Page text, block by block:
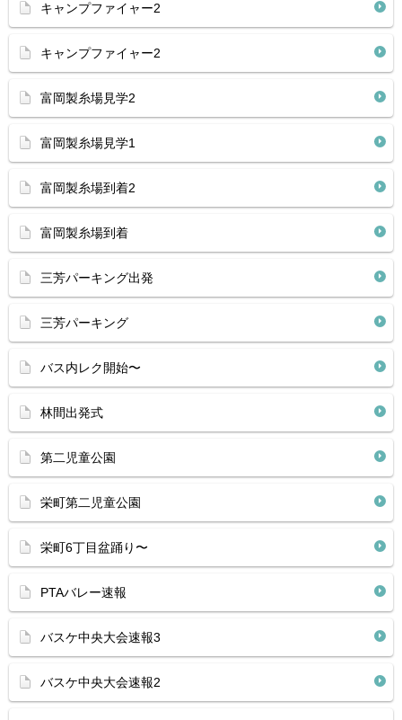
キャンプファイャー2
キャンプファイャー2
富岡製糸場見学2
富岡製糸場見学1
富岡製糸場到着2
富岡製糸場到着
三芳パーキング出発
三芳パーキング
バス内レク開始〜
林間出発式
第二児童公園
栄町第二児童公園
栄町6丁目盆踊り〜
PTAバレー速報
バスケ中央大会速報3
バスケ中央大会速報2